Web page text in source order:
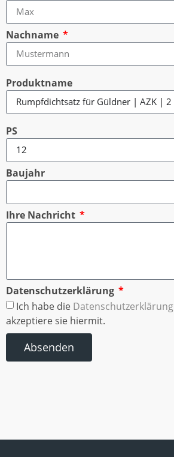
Nachname
Produktname
PS
Baujahr
Ihre Nachricht
Datenschutzerklärung
Ich habe die Datenschutzerklärung
akzeptiere sie hiermit.
Absenden